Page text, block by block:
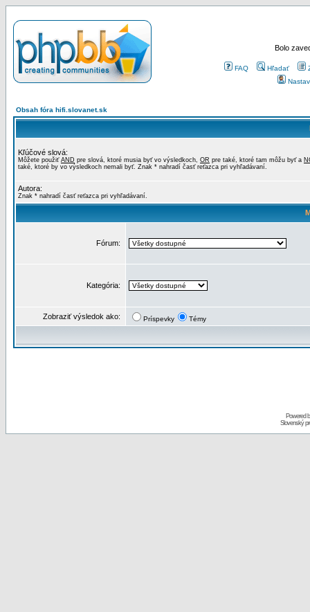
Bolo
FAQ Hľadať
Obsah fóra hifi.slovanet.sk
Kľúčové slová:
Môžete použiť AND pre slová, ktoré musia byť vo výsledkoch, OR pre také, ktoré tam môžu byť a
také, ktoré by vo výsledkoch nemali byť. Znak * nahradí časť reťazca pri vyhľadávaní.
Autora:
Znak * nahradí časť reťazca pri vyhľadávaní.
Fórum:
Kategória:
Zobraziť výsledok ako: Príspevky Témy
Powered
Slovenský